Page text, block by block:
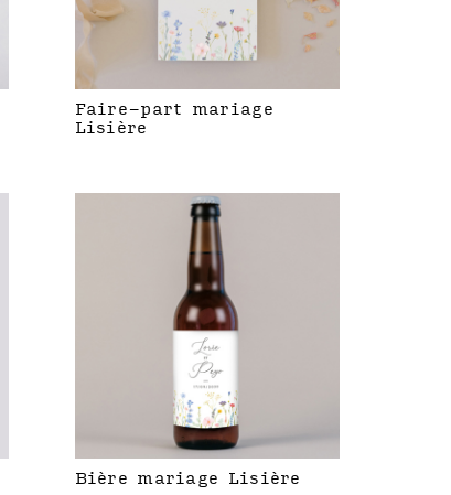
Faire-part mariage
Lisière
Bière mariage Lisière